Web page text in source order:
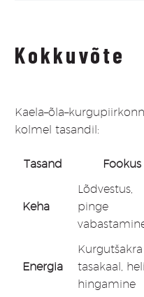
Kokkuvõte
kolmel tasandil:
Tasand Fookus
Keha
Lõdvestus,
pinge
Energia
Kurgutšakra
tasakaal,
hingamine